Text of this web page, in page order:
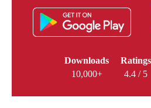
Downloads
10,000+
Ratings
4.4 / 5